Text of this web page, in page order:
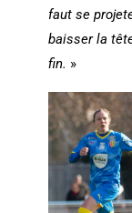
faut se
baisser la
fin. »